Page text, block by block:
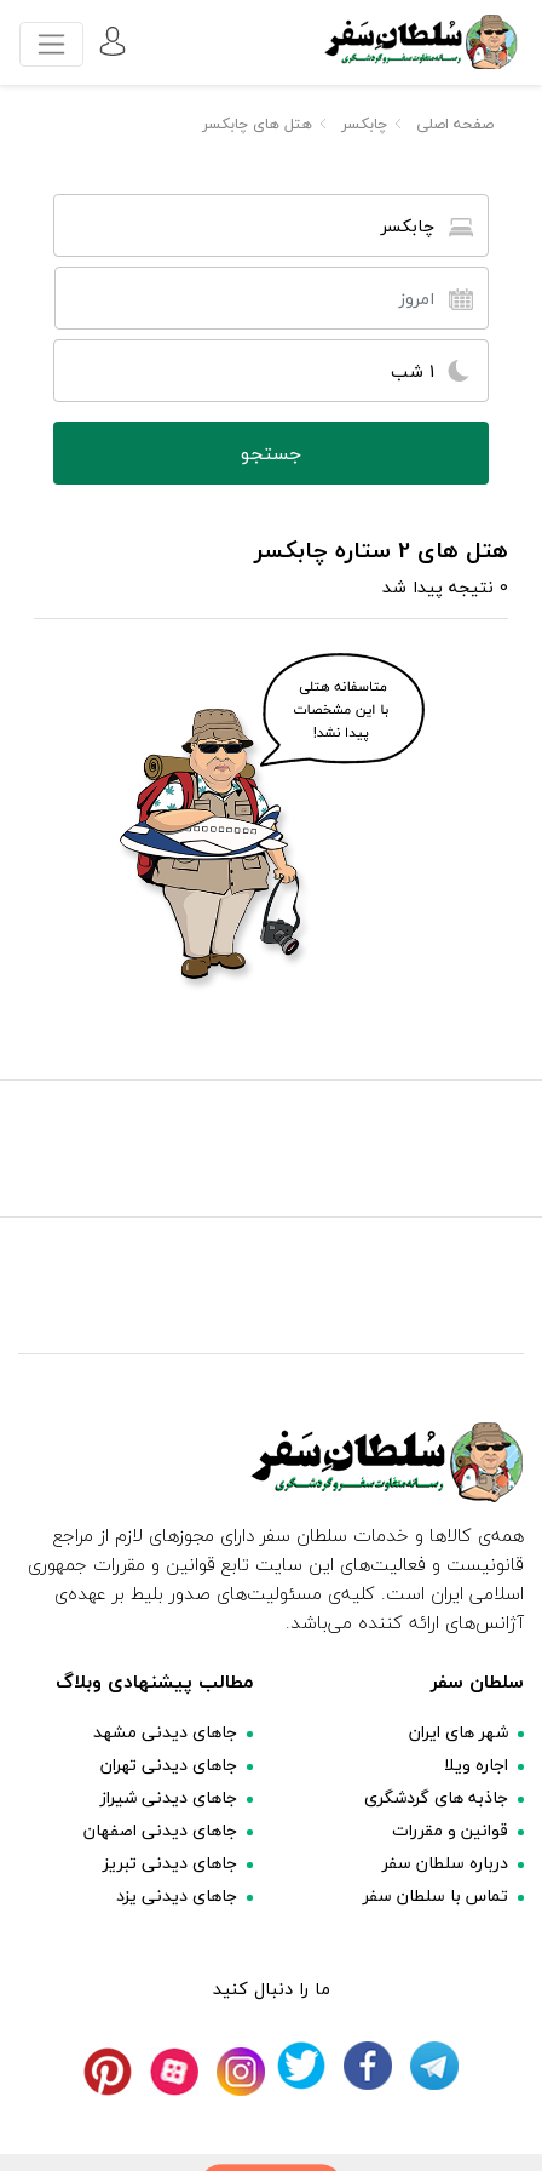
صفحه اصلی چابکسر هتل های چابکسر
چابکسر
1 شب
هتل های 2 ستاره چابکسر
0 نتیجه پیدا شد
همه‌ی کالاها و خدمات سلطان سفر دارای مجوزهای لازم از مراجع
قانونیست و فعالیت‌های این سایت تابع قوانین و مقررات جمهوری
اسلامی ایران است. کلیه‌ی مسئولیت‌های صدور بلیط بر عهده‌ی
آژانس‌های ارائه کننده می‌باشد.
سلطان سفر
شهر های ایران
اجاره ویلا
جاذبه های گردشگری
قوانین و مقررات
درباره سلطان سفر
تماس با سلطان سفر
مطالب پیشنهادی وبلاگ
جاهای دیدنی مشهد
جاهای دیدنی تهران
جاهای دیدنی شیراز
جاهای دیدنی اصفهان
جاهای دیدنی تبریز
جاهای دیدنی یزد
ما را دنبال کنید